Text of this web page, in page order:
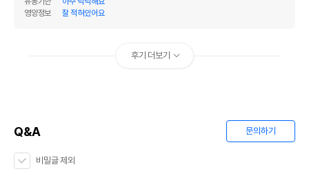
영양정보
잘 적혀있어요
후기 더보기
Q&A 문의하기
비밀글 제외